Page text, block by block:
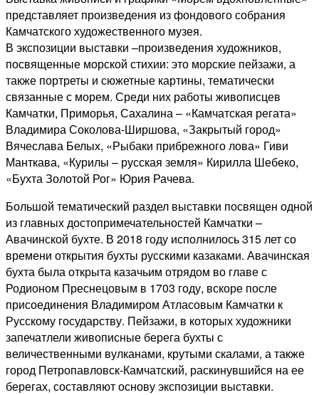
вдохновленные»
откроется
краевом
художественном
музее
представляет произведения из фондового собрания
Камчатского художественного музея.
В экспозиции выставки –произведения художников,
посвященные морской стихии: это морские пейзажи, а
также портреты и сюжетные картины, тематически
связанные с морем. Среди них работы живописцев
Камчатки, Приморья, Сахалина – «Камчатская регата»
Владимира Соколова-Ширшова, «Закрытый город»
Вячеслава Белых, «Рыбаки прибрежного лова» Гиви
Манткава, «Курилы – русская земля» Кирилла Шебеко,
«Бухта Золотой Рог» Юрия Рачева.
Большой тематический раздел выставки посвящен одной
из главных достопримечательностей Камчатки –
Авачинской бухте. В 2018 году исполнилось 315 лет со
времени открытия бухты русскими казаками. Авачинская
бухта была открыта казачьим отрядом во главе с
Родионом Преснецовым в 1703 году, вскоре после
присоединения Владимиром Атласовым Камчатки к
Русскому государству. Пейзажи, в которых художники
запечатлели живописные берега бухты с
величественными вулканами, крутыми скалами, а также
город Петропавловск-Камчатский, раскинувшийся на ее
берегах, составляют основу экспозиции выставки.